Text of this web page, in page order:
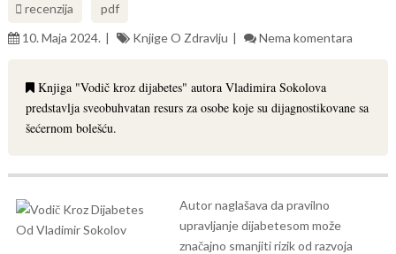
recenzija
pdf
10. Maja 2024.
Knjige O Zdravlju Nema komentara
Knjiga "Vodič kroz dijabetes" autora Vladimira Sokolova
predstavlja sveobuhvatan resurs za osobe koje su dijagnostikovane sa
šećernom bolešću.
Autor naglašava da pravilno
upravljanje dijabetesom može
značajno smanjiti rizik od razvoja